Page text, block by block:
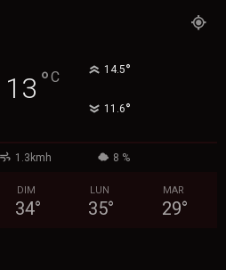
13 °C 14.5°
11.6°
1.3kmh 8 %
DIM
34°
LUN
35°
MAR
29°